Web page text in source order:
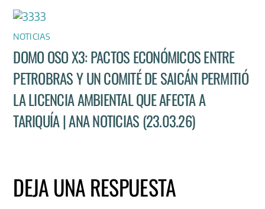
NOTICIAS
DOMO OSO X3: PACTOS ECONÓMICOS ENTRE
PETROBRAS Y UN COMITÉ DE SAICÁN PERMITIÓ
LA LICENCIA AMBIENTAL QUE AFECTA A
TARIQUÍA | ANA NOTICIAS (23.03.26)
DEJA UNA RESPUESTA